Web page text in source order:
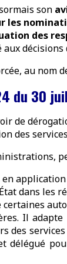
son
les
des
décisions
au nom
du 30
de
des
dans
Il
des
délégué